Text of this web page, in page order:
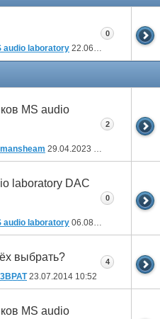
audio laboratory 22.06.2014
0
MS audio
29.04.2023 23:57
2
laboratory DAC
audio laboratory 06.08.2014
0
выбрать?
23.07.2014 10:52
4
MS audio